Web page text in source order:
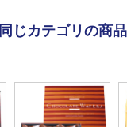
同じカテゴリの商品